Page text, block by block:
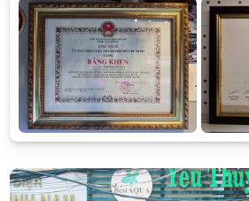
- Qua nhiều năm nghiên cứu, học hỏi
việc thiết kế và chăm sóc cây thủy sinh, chúng
bại nhiều, từ đó đúc kết được vốn kinh
và cống hiến cho cộng đồng thủy sinh
những thành viên dẫn đầu. Thành tích
thi thiết kế thủy sinh được tổ chức hằng